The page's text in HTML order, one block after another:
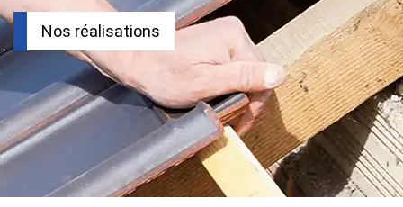
Nos réalisations